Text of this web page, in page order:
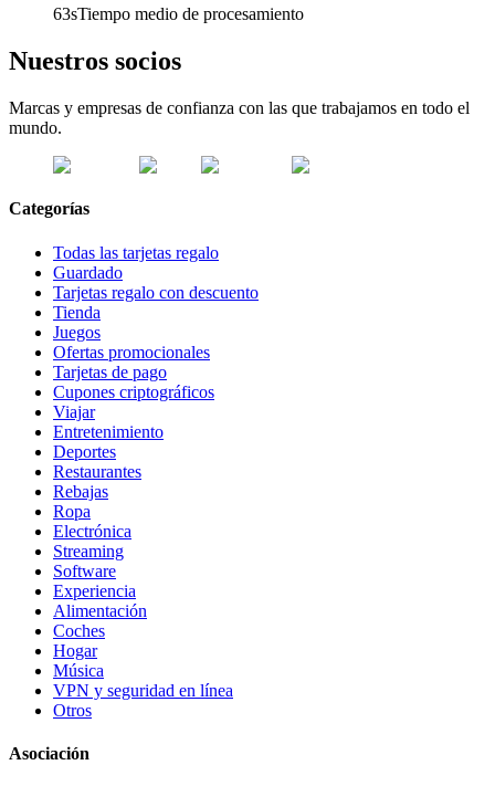
63sTiempo medio de procesamiento
Nuestros socios
Marcas y empresas de confianza con las que trabajamos en todo el
mundo.
Categorías
Todas las tarjetas regalo
Guardado
Tarjetas regalo con descuento
Tienda
Juegos
Ofertas promocionales
Tarjetas de pago
Cupones criptográficos
Viajar
Entretenimiento
Deportes
Restaurantes
Rebajas
Ropa
Electrónica
Streaming
Software
Experiencia
Alimentación
Coches
Hogar
Música
VPN y seguridad en línea
Otros
Asociación